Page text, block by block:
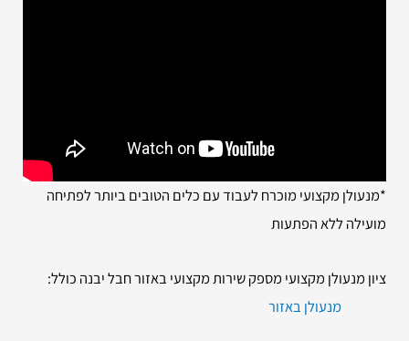
*מנעולן מקצועי מוכרח לעבוד עם כלים הטובים ביותר לפתיחה
מועילה ללא הפתעות
ציון מנעולן מקצועי מספק שירות מקצועי באזור חבל יבנה כולל:
מנעולן באזור